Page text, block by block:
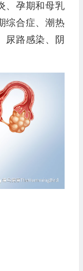
、孕期和母乳
综合症、潮热
尿路感染、阴